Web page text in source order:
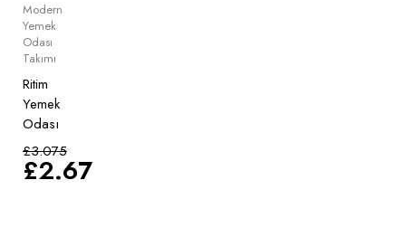
Modern
Yemek
Odası
Takımı
Ritim
Yemek
Odası
£3.075
£2.670